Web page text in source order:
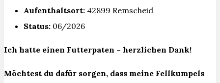
Aufenthaltsort: 42899 Remscheid
Status: 06/2026
Ich hatte einen Futterpaten – herzlichen Dank!
Möchtest du dafür sorgen, dass meine Fellkumpels